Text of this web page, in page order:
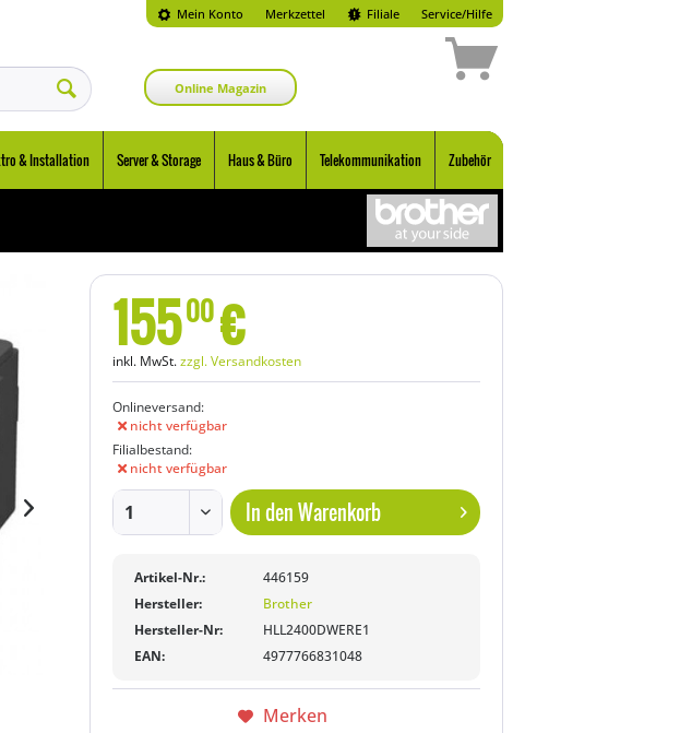
Mein Konto Merkzettel Filiale Service/Hilfe
Online Magazin
& Installation Server & Storage Haus & Büro Telekommunikation Zubehör
15500€
inkl. MwSt.zzgl. Versandkosten
Onlineversand:
nicht verfügbar
Filialbestand:
nicht verfügbar
In denWarenkorb
Artikel-Nr.:
446159
Hersteller:
Brother
Hersteller-Nr:
HLL2400DWERE1
EAN:
4977766831048
Merken